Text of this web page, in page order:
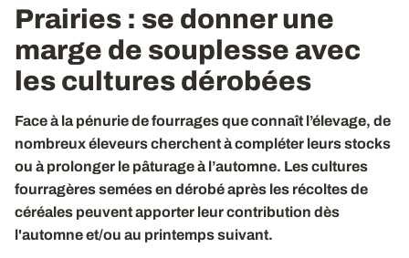
Prairies : se donner une
marge de souplesse avec
les cultures dérobées
Face à la pénurie de fourrages que connaît l’élevage, de
nombreux éleveurs cherchent à compléter leurs stocks
ou à prolonger le pâturage à l’automne. Les cultures
fourragères semées en dérobé après les récoltes de
céréales peuvent apporter leur contribution dès
l'automne et/ou au printemps suivant.